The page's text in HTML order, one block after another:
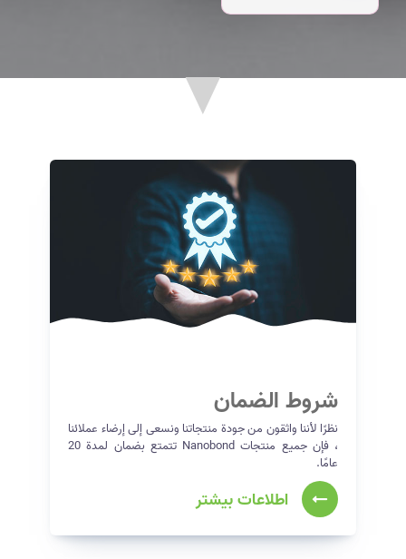
شروط الضمان
نظرًا لأننا واثقون من جودة منتجاتنا ونسعى إلى إرضاء عملائنا
، فإن جميع منتجات Nanobond تتمتع بضمان لمدة 20
عامًا.
اطلاعات بیشتر